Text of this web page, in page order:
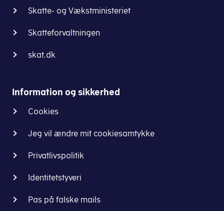
Skatte- og Vækstministeriet
Skatteforvaltningen
skat.dk
Information og sikkerhed
Cookies
Jeg vil ændre mit cookiesamtykke
Privatlivspolitik
Identitetstyveri
Pas på falske mails